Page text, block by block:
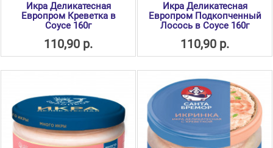
Икра Деликатесная
Европром Креветка в
Соусе 160г
110,90 р.
Икра Деликатесная
Европром Подкопченный
Лосось в Соусе 160г
110,90 р.